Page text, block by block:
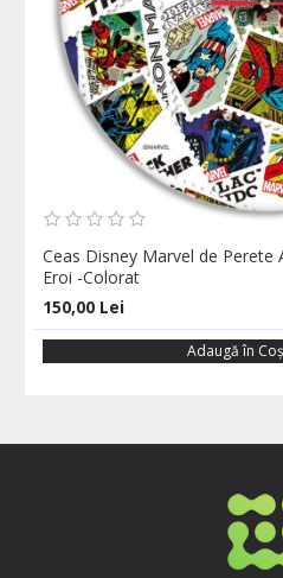
Ceas Disney Marvel de Perete
Eroi -Colorat
150,00 Lei
Adaugă în Coş